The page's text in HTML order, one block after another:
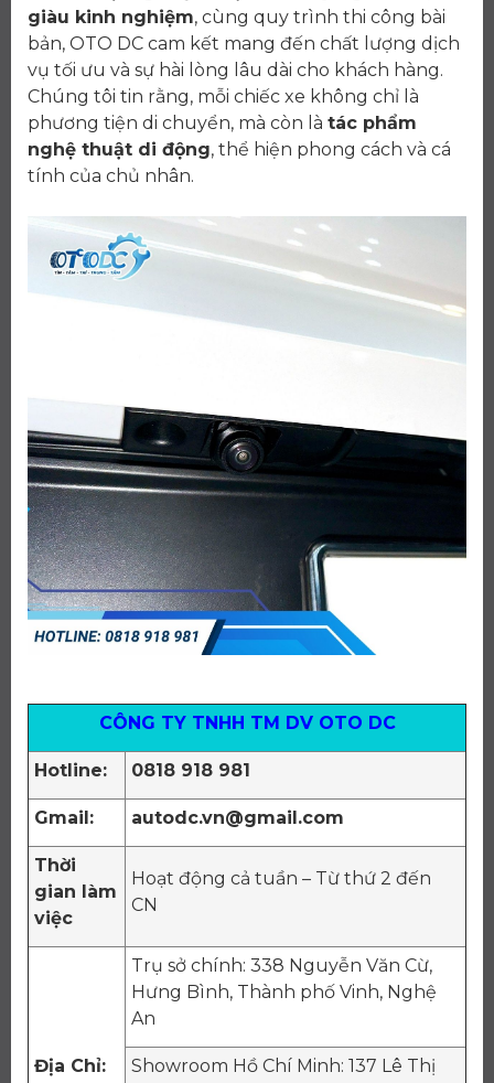
giàu kinh nghiệm, cùng quy trình thi công bài
bản, OTO DC cam kết mang đến chất lượng dịch
vụ tối ưu và sự hài lòng lâu dài cho khách hàng.
Chúng tôi tin rằng, mỗi chiếc xe không chỉ là
phương tiện di chuyển, mà còn là tác phẩm
nghệ thuật di động, thể hiện phong cách và cá
tính của chủ nhân.
CÔNG TY TNHH TM DV OTO DC
Hotline: 0818 918 981
Gmail: autodc.vn@gmail.com
Thời
gian làm
việc
Hoạt động cả tuần – Từ thứ 2 đến
CN
Địa Chỉ:
Trụ sở chính: 338 Nguyễn Văn Cừ,
Hưng Bình, Thành phố Vinh, Nghệ
An
Showroom Hồ Chí Minh: 137 Lê Thị